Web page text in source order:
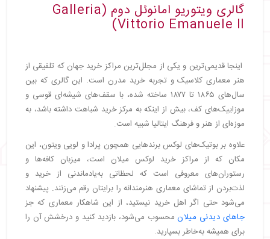
گالری ویتوریو امانوئل دوم (Galleria
Vittorio Emanuele II)
اینجا قدیمی‌ترین و یکی از مجلل‌ترین مراکز خرید جهان که تلفیقی از
هنر معماری کلاسیک و تجربه خرید مدرن است. این گالری که بین
سال‌های ۱۸۶۵ تا ۱۸۷۷ ساخته شده، با سقف‌های شیشه‌ای قوسی و
موزاییک‌های کف، بیش از اینکه به مرکز خرید شباهت داشته باشد، به
موزه‌ای از هنر و فرهنگ ایتالیا شبیه است.
علاوه بر بوتیک‌های لوکس برندهایی همچون پرادا و لویی ویتون، این
مکان که از مراکز خرید لوکس میلان است، میزبان کافه‌ها و
رستوران‌های معروفی است که لحظاتی به‌یادماندنی از خرید و
لذت‌بردن از تماشای معماری هنرمندانه را برایتان رقم می‌زنند. پیشنهاد
می‌شود حتی اگر اهل خرید نیستید، از این شاهکار معماری که جز
جاهای دیدنی میلانمحسوب می‌شود، بازدید کنید و درخشش آن را
برای همیشه به‌خاطر بسپارید.